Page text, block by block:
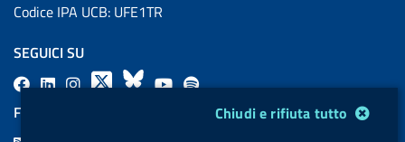
Chiudi e rifiuta tutto
Codice IPA UCB: UFE1TR
SEGUICI SU
F
L
l
X
B
Y l
FEED RSS